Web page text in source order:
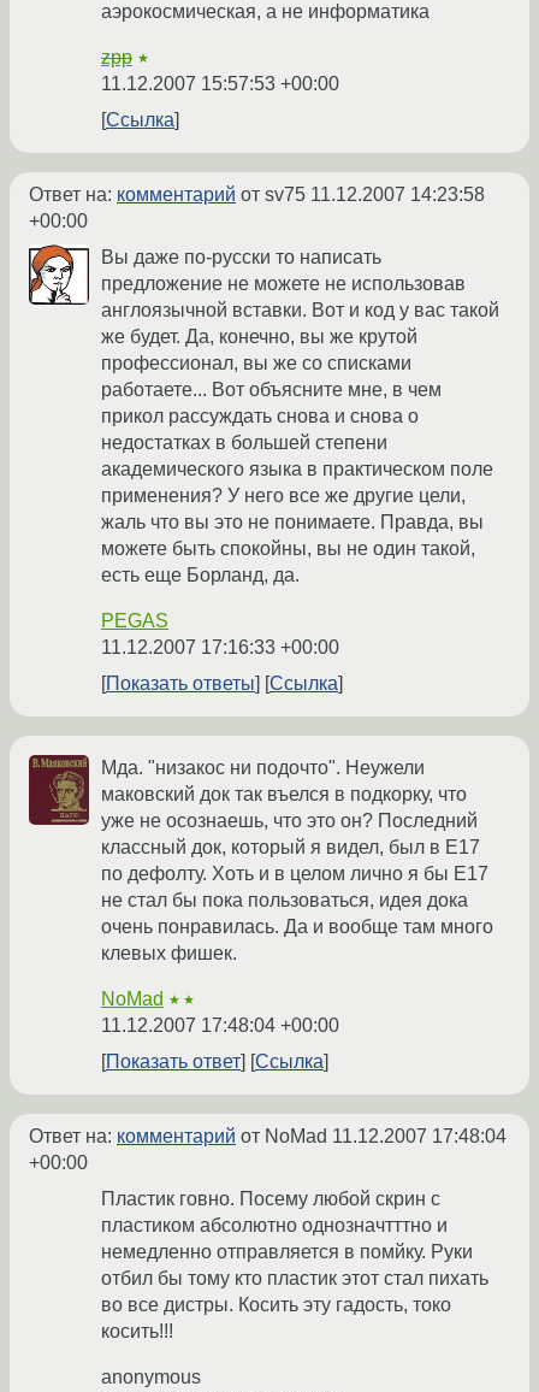
аэрокосмическая, а не информатика
zpp ★
11.12.2007 15:57:53 +00:00
Ссылка
Ответ на: комментарий от sv75 11.12.2007 14:23:58
+00:00
Вы даже по-русски то написать
предложение не можете не использовав
англоязычной вставки. Вот и код у вас такой
же будет. Да, конечно, вы же крутой
профессионал, вы же со списками
работаете... Вот объясните мне, в чем
прикол рассуждать снова и снова о
недостатках в большей степени
академического языка в практическом поле
применения? У него все же другие цели,
жаль что вы это не понимаете. Правда, вы
можете быть спокойны, вы не один такой,
есть еще Борланд, да.
PEGAS
11.12.2007 17:16:33 +00:00
Показать ответы
Ссылка
Мда. "низакос ни подочто". Неужели
маковский док так въелся в подкорку, что
уже не осознаешь, что это он? Последний
классный док, который я видел, был в E17
по дефолту. Хоть и в целом лично я бы Е17
не стал бы пока пользоваться, идея дока
очень понравилась. Да и вообще там много
клевых фишек.
NoMad ★★
11.12.2007 17:48:04 +00:00
Показать ответ
Ссылка
Ответ на: комментарий от NoMad 11.12.2007 17:48:04
+00:00
Пластик говно. Посему любой скрин с
пластиком абсолютно однозначтттно и
немедленно отправляется в помйку. Руки
отбил бы тому кто пластик этот стал пихать
во все дистры. Косить эту гадость, токо
косить!!!
anonymous